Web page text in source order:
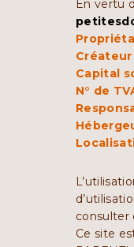
En vertu
Créateur
Capital
N° de
consulter
Ce site